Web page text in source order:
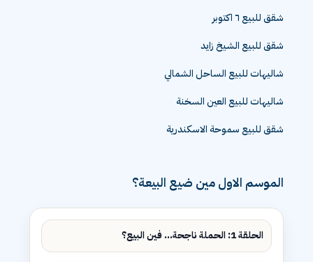
شقق للبيع ٦ اكتوبر
شقق للبيع الشيخ زايد
شاليهات للبيع الساحل الشمالي
شاليهات للبيع العين السخنة
شقق للبيع سموحة الاسكندرية
الموسم الاول مين ضيع البيعة؟
الحلقة 1: الحملة ناجحة... فين البيع؟